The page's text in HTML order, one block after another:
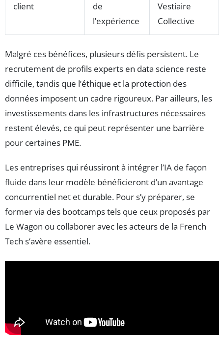
client
de
l’expérience
Vestiaire
Collective
Malgré ces bénéfices, plusieurs défis persistent. Le
recrutement de profils experts en data science reste
difficile, tandis que l’éthique et la protection des
données imposent un cadre rigoureux. Par ailleurs, les
investissements dans les infrastructures nécessaires
restent élevés, ce qui peut représenter une barrière
pour certaines PME.
Les entreprises qui réussiront à intégrer l’IA de façon
fluide dans leur modèle bénéficieront d’un avantage
concurrentiel net et durable. Pour s’y préparer, se
former via des bootcamps tels que ceux proposés par
Le Wagon ou collaborer avec les acteurs de la French
Tech s’avère essentiel.